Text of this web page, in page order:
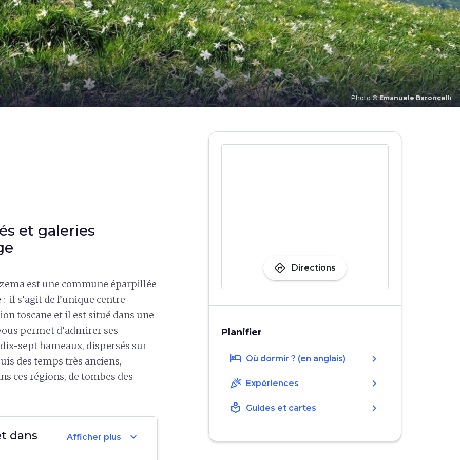
Photo ©Emanuele Baroncelli
et galeries
est une commune éparpillée
: il s’agit de l’unique centre
toscane et il est situé dans une
permet d’admirer ses
sept hameaux, dispersés sur
des temps très anciens,
ces régions, de tombes des
dans
Afficher plus expand_more
directions Directions
Planifier
hotel Où dormir ? (en anglais) chevron_right
celebration Expériences chevron_right
local_library Guides et cartes chevron_right